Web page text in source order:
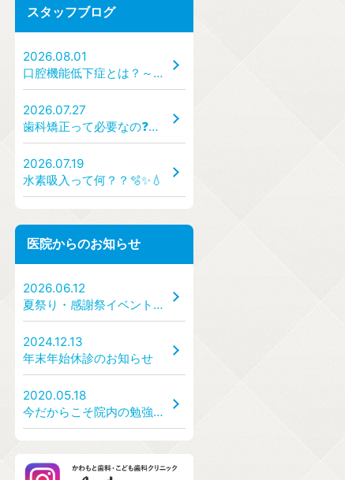
スタッフブログ
2026.08.01
口腔機能低下症とは？～「食べる・話す・飲み込む」力を守るために～
2026.07.27
歯科矯正って必要なの❓🦷✨
2026.07.19
水素吸入って何？？🫧✨💧
医院からのお知らせ
2026.06.12
夏祭り・感謝祭イベント開催のお知らせ【7/25(土)、7/26(日)】
2024.12.13
年末年始休診のお知らせ
2020.05.18
今だからこそ院内の勉強会を！